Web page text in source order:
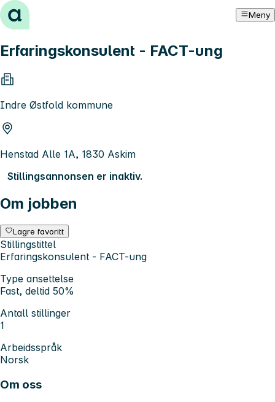
Hopp til innhold Meny
Erfaringskonsulent - FACT-ung
Indre Østfold kommune
Henstad Alle 1A, 1830 Askim
Stillingsannonsen er inaktiv.
Om jobben
Lagre favoritt
Stillingstittel
Erfaringskonsulent - FACT-ung
Type ansettelse
Fast, deltid 50%
Antall stillinger
1
Arbeidsspråk
Norsk
Om oss